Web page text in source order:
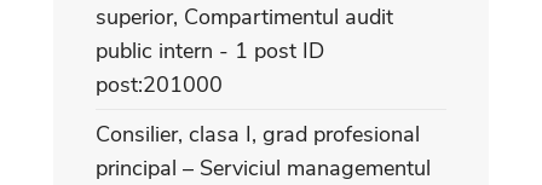
superior, Compartimentul audit
public intern - 1 post ID
post:201000
Consilier, clasa I, grad profesional
principal – Serviciul managementul